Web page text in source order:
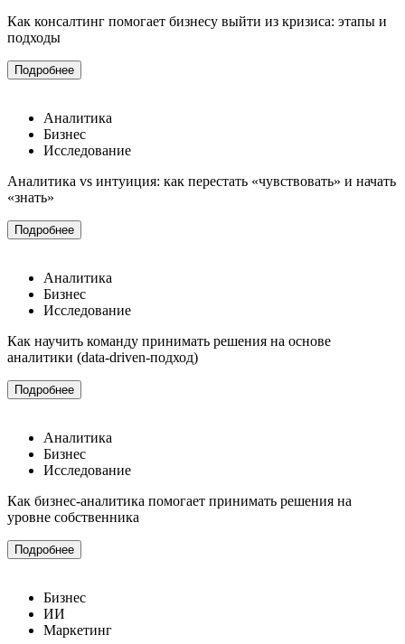
Как консалтинг помогает бизнесу выйти из кризиса: этапы и
подходы
Подробнее
Аналитика
Бизнес
Исследование
Аналитика vs интуиция: как перестать «чувствовать» и начать
«знать»
Подробнее
Аналитика
Бизнес
Исследование
Как научить команду принимать решения на основе
аналитики (data-driven-подход)
Подробнее
Аналитика
Бизнес
Исследование
Как бизнес-аналитика помогает принимать решения на
уровне собственника
Подробнее
Бизнес
ИИ
Маркетинг